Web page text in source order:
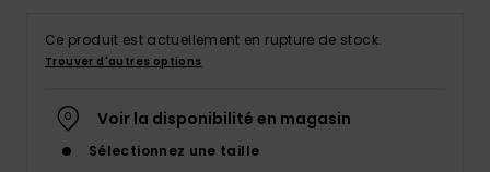
Ce produit est actuellement en rupture de stock.
Trouver d'autres options
Voir la disponibilité en magasin
Sélectionnez une taille